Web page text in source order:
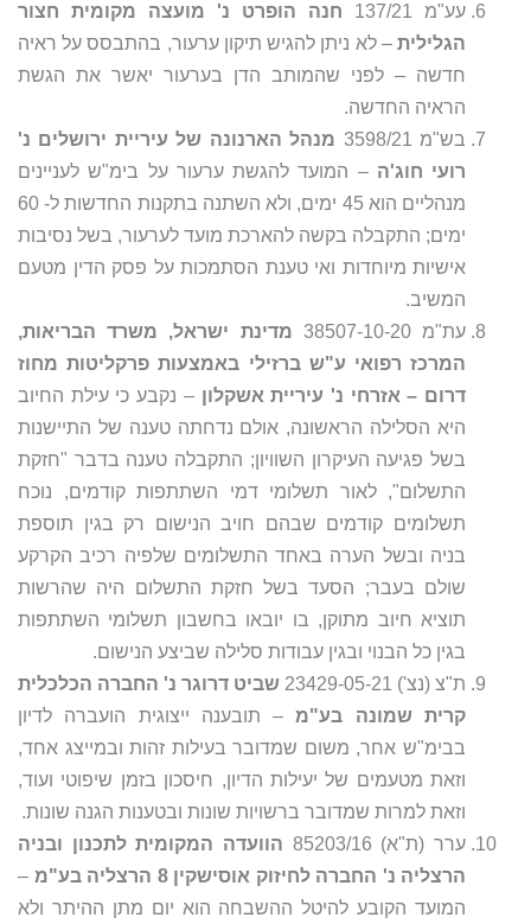
עע"מ 137/21
חנה הופרט נ' מועצה מקומית חצור
הגלילית – לא ניתן להגיש תיקון ערעור, בהתבסס על ראיה
חדשה – לפני שהמותב הדן בערעור יאשר את הגשת
הראיה החדשה.
בש"מ 3598/21
מנהל הארנונה של עיריית ירושלים נ'
רועי חוג'ה – המועד להגשת ערעור על בימ"ש לעניינים
מנהליים הוא 45 ימים, ולא השתנה בתקנות החדשות ל- 60
ימים; התקבלה בקשה להארכת מועד לערעור, בשל נסיבות
אישיות מיוחדות ואי טענת הסתמכות על פסק הדין מטעם
המשיב.
עת"מ 38507-10-20
מדינת ישראל, משרד הבריאות,
המרכז רפואי ע"ש ברזילי באמצעות פרקליטות מחוז
דרום – אזרחי נ' עיריית אשקלון – נקבע כי עילת החיוב
היא הסלילה הראשונה, אולם נדחתה טענה של התיישנות
בשל פגיעה העיקרון השוויון; התקבלה טענה בדבר "חזקת
התשלום", לאור תשלומי דמי השתתפות קודמים, נוכח
תשלומים קודמים שבהם חויב הנישום רק בגין תוספת
בניה ובשל הערה באחד התשלומים שלפיה רכיב הקרקע
שולם בעבר; הסעד בשל חזקת התשלום היה שהרשות
תוציא חיוב מתוקן, בו יובאו בחשבון תשלומי השתתפות
בגין כל הבנוי ובגין עבודות סלילה שביצע הנישום.
ת"צ (נצ') 23429-05-21
שביט דרוגר נ' החברה הכלכלית
קרית שמונה בע"מ– תובענה ייצוגית הועברה לדיון
בבימ"ש אחר, משום שמדובר בעילות זהות ובמייצג אחד,
וזאת מטעמים של יעילות הדיון, חיסכון בזמן שיפוטי ועוד,
וזאת למרות שמדובר ברשויות שונות ובטענות הגנה שונות.
ערר (ת"א) 85203/16
הוועדה המקומית לתכנון ובניה
הרצליה נ' החברה לחיזוק אוסישקין 8 הרצליה בע"מ
–
המועד הקובע להיטל ההשבחה הוא יום מתן ההיתר ולא